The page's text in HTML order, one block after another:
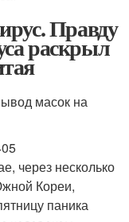
Правду
раскрыл
масок на
через несколько
Кореи,
паника